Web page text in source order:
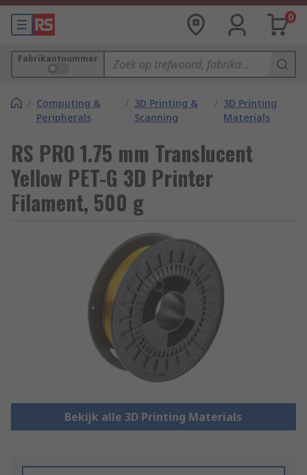
0
Fabrikantnummer
/ Computing &
Peripherals
/ 3D Printing &
Scanning
/ 3D Printing
Materials
RS PRO 1.75 mm Translucent
Yellow PET-G 3D Printer
Filament, 500 g
Bekijk alle 3D Printing Materials